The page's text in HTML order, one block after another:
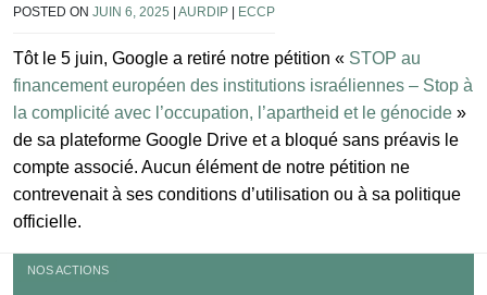
POSTED ON JUIN 6, 2025 AURDIP ECCP
Tôt le 5 juin, Google a retiré notre pétition « STOP au
financement européen des institutions israéliennes – Stop à
la complicité avec l’occupation, l’apartheid et le génocide »
de sa plateforme Google Drive et a bloqué sans préavis le
compte associé. Aucun élément de notre pétition ne
contrevenait à ses conditions d’utilisation ou à sa politique
officielle.
NOS ACTIONS